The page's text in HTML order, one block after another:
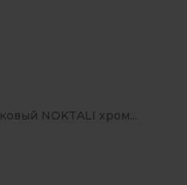
NOKTALI хром...